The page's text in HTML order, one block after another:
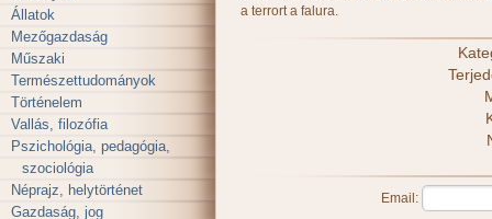
Állatok
Mezőgazdaság
Műszaki
Természettudományok
Történelem
Vallás, filozófia
Pszichológia, pedagógia,
szociológia
Néprajz, helytörténet
Gazdaság, jog
a terrort a falura.
Email: